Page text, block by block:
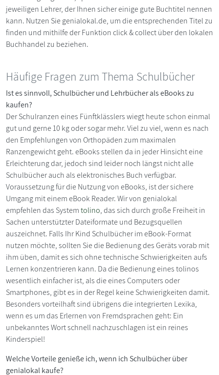
jeweiligen Lehrer, der Ihnen sicher einige gute Buchtitel nennen
kann. Nutzen Sie genialokal.de, um die entsprechenden Titel zu
finden und mithilfe der Funktion click & collect über den lokalen
Buchhandel zu beziehen.
Häufige Fragen zum Thema Schulbücher
Ist es sinnvoll, Schulbücher und Lehrbücher als eBooks zu
kaufen?
Der Schulranzen eines Fünftklässlers wiegt heute schon einmal
gut und gerne 10 kg oder sogar mehr. Viel zu viel, wenn es nach
den Empfehlungen von Orthopäden zum maximalen
Ranzengewicht geht. eBooks stellen da in jeder Hinsicht eine
Erleichterung dar, jedoch sind leider noch längst nicht alle
Schulbücher auch als elektronisches Buch verfügbar.
Voraussetzung für die Nutzung von eBooks, ist der sichere
Umgang mit einem eBook Reader. Wir von genialokal
empfehlen das Systemtolino, das sich durch große Freiheit in
Sachen unterstützter Dateiformate und Bezugsquellen
auszeichnet. Falls Ihr Kind Schulbücher im eBook-Format
nutzen möchte, sollten Sie die Bedienung des Geräts vorab mit
ihm üben, damit es sich ohne technische Schwierigkeiten aufs
Lernen konzentrieren kann. Da die Bedienung eines tolinos
wesentlich einfacher ist, als die eines Computers oder
Smartphones, gibt es in der Regel keine Schwierigkeiten damit.
Besonders vorteilhaft sind übrigens die integrierten Lexika,
wenn es um das Erlernen von Fremdsprachen geht: Ein
unbekanntes Wort schnell nachzuschlagen ist ein reines
Kinderspiel!
Welche Vorteile genieße ich, wenn ich Schulbücher über
genialokal kaufe?